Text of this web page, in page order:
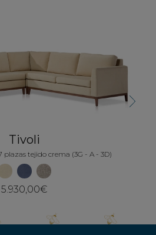
Tivoli
plazas tejido crema (3G - A - 3D)
5.930,00€
Next